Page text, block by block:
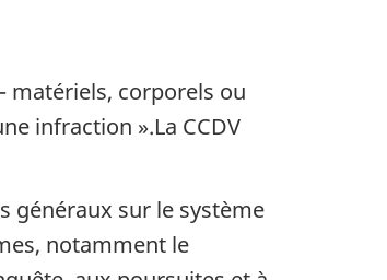
matériels, corporels ou
infraction ».La CCDV
généraux sur le système
notamment le